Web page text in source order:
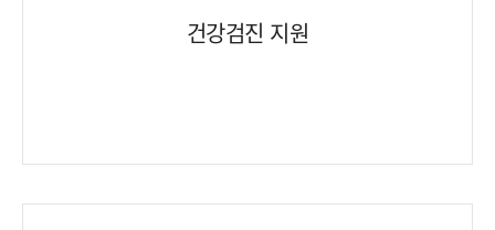
건강검진 지원